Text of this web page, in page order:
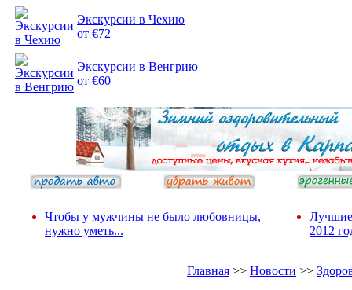
Экскурсии в Чехию
от €72
Экскурсии в Венгрию
от €60
Чтобы у мужчины не было любовницы,
нужно уметь...
Лучшие
2012
Главная >> Новости >>